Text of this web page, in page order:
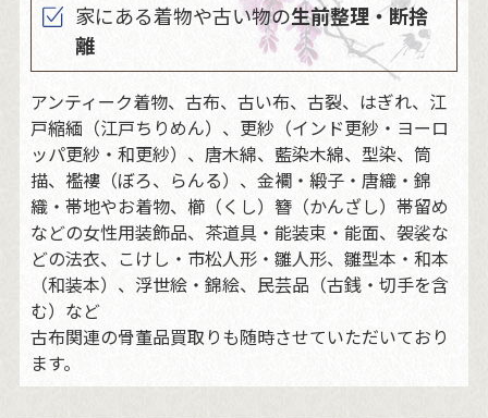
家にある着物や古い物の生前整理・断捨
離
アンティーク着物、古布、古い布、古裂、はぎれ、江
戸縮緬（江戸ちりめん）、更紗（インド更紗・ヨーロ
ッパ更紗・和更紗）、唐木綿、藍染木綿、型染、筒
描、襤褸（ぼろ、らんる）、金襴・緞子・唐織・錦
織・帯地やお着物、櫛（くし）簪（かんざし）帯留め
などの女性用装飾品、茶道具・能装束・能面、袈裟な
どの法衣、こけし・市松人形・雛人形、雛型本・和本
（和装本）、浮世絵・錦絵、民芸品（古銭・切手を含
む）など
古布関連の骨董品買取りも随時させていただいており
ます。